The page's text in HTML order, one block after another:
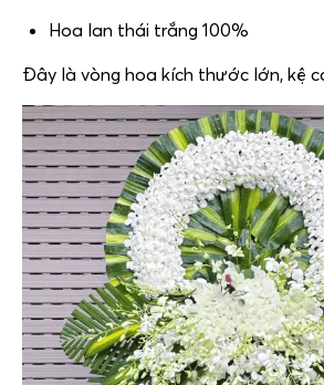
Hoa lan thái trắng 100%
Đây là vòng hoa kích thước lớn, kệ